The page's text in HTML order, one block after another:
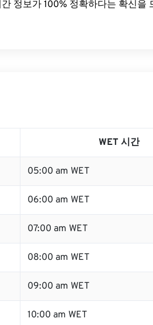
정보가 100% 정확하다는 확신을
WET 시간
05:00 am WET
06:00 am WET
07:00 am WET
08:00 am WET
09:00 am WET
10:00 am WET